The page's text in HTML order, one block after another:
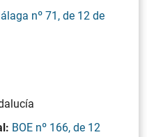
nº 71, de 12 de
BOE nº 166, de 12